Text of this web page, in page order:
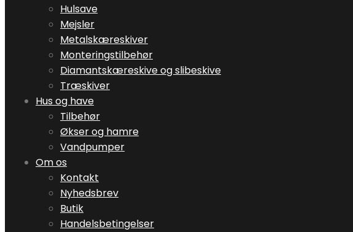
Hulsave
Mejsler
Metalskæreskiver
Monteringstilbehør
Diamantskæreskive og slibeskive
Træskiver
Hus og have
Tilbehør
Økser og hamre
Vandpumper
Om os
Kontakt
Nyhedsbrev
Butik
Handelsbetingelser